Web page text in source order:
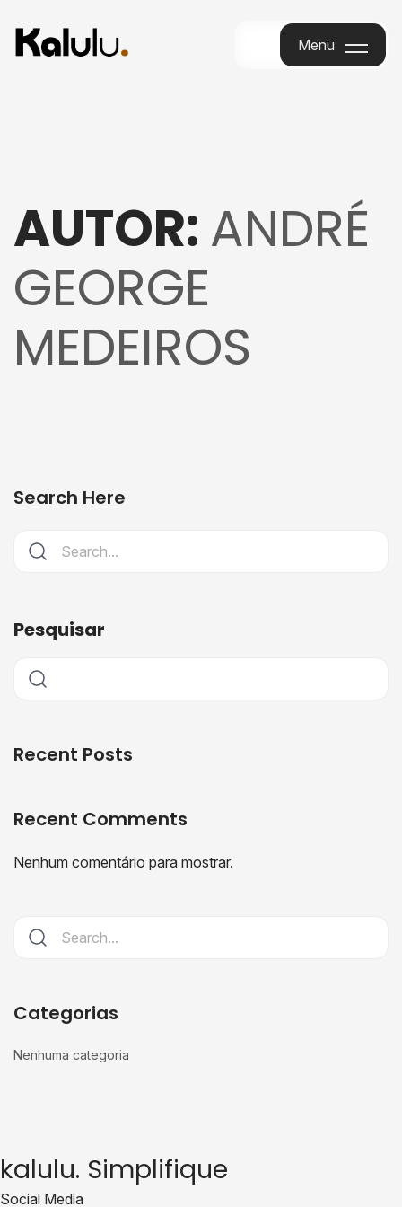
Menu
AUTOR: ANDRÉ
GEORGE
MEDEIROS
Search Here
Pesquisar
Recent Posts
Recent Comments
Nenhum comentário para mostrar.
Categorias
Nenhuma categoria
kalulu. Simplifique
Social Media